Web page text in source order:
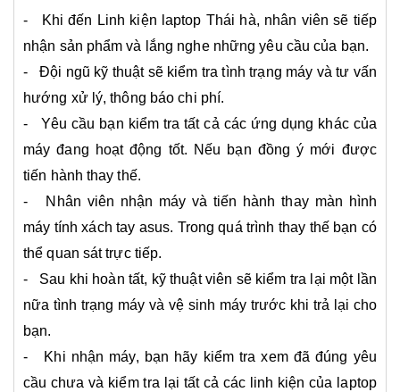
- Khi đến Linh kiện laptop Thái hà, nhân viên sẽ tiếp
nhận sản phẩm và lắng nghe những yêu cầu của bạn.
- Đội ngũ kỹ thuật sẽ kiểm tra tình trạng máy và tư vấn
hướng xử lý, thông báo chi phí.
- Yêu cầu bạn kiểm tra tất cả các ứng dụng khác của
máy đang hoạt động tốt. Nếu bạn đồng ý mới được
tiến hành thay thế.
- Nhân viên nhận máy và tiến hành thay màn hình
máy tính xách tay asus. Trong quá trình thay thế bạn có
thể quan sát trực tiếp.
- Sau khi hoàn tất, kỹ thuật viên sẽ kiểm tra lại một lần
nữa tình trạng máy và vệ sinh máy trước khi trả lại cho
bạn.
- Khi nhận máy, bạn hãy kiểm tra xem đã đúng yêu
cầu chưa và kiểm tra lại tất cả các linh kiện của laptop